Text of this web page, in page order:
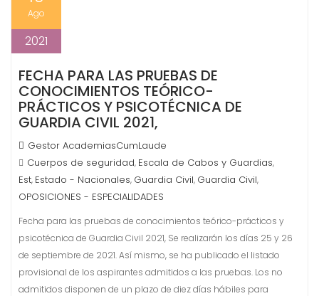
Ago
2021
FECHA PARA LAS PRUEBAS DE
CONOCIMIENTOS TEÓRICO-
PRÁCTICOS Y PSICOTÉCNICA DE
GUARDIA CIVIL 2021,
Gestor AcademiasCumLaude
Cuerpos de seguridad, Escala de Cabos y Guardias,
Est, Estado - Nacionales, Guardia Civil, Guardia Civil,
OPOSICIONES - ESPECIALIDADES
Fecha para las pruebas de conocimientos teórico-prácticos y
psicotécnica de Guardia Civil 2021, Se realizarán los días 25 y 26
de septiembre de 2021. Así mismo, se ha publicado el listado
provisional de los aspirantes admitidos a las pruebas. Los no
admitidos disponen de un plazo de diez días hábiles para